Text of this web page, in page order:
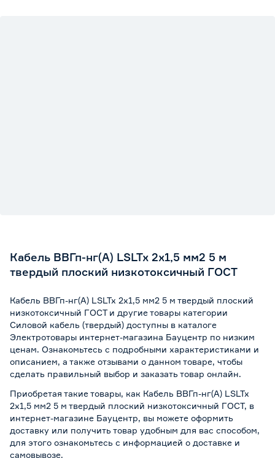
Кабель ВВГп-нг(А) LSLTx 2x1,5 мм2 5 м
твердый плоский низкотоксичный ГОСТ
Кабель ВВГп-нг(А) LSLTx 2x1,5 мм2 5 м твердый плоский
низкотоксичный ГОСТ и другие товары категории
Силовой кабель (твердый) доступны в каталоге
Электротовары интернет-магазина Бауцентр по низким
ценам. Ознакомьтесь с подробными характеристиками и
описанием, а также отзывами о данном товаре, чтобы
сделать правильный выбор и заказать товар онлайн.
Приобретая такие товары, как Кабель ВВГп-нг(А) LSLTx
2x1,5 мм2 5 м твердый плоский низкотоксичный ГОСТ, в
интернет-магазине Бауцентр, вы можете оформить
доставку или получить товар удобным для вас способом,
для этого ознакомьтесь с информацией о доставке и
самовывозе.